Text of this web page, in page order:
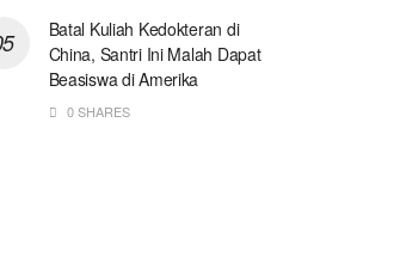
Batal Kuliah Kedokteran di
China, Santri Ini Malah Dapat
Beasiswa di Amerika
0 SHARES